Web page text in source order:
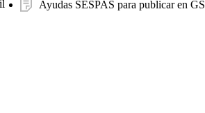
Ayudas SESPAS para publicar en GS